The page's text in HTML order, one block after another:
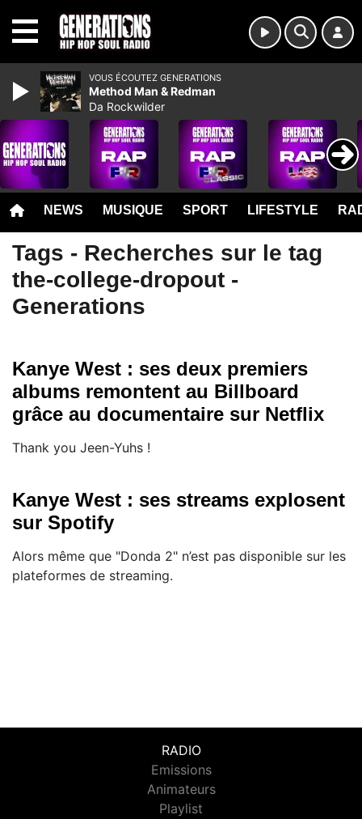
NEWS MUSIQUE SPORT LIFESTYLE
Tags - Recherches sur le tag
the-college-dropout -
Generations
Kanye West : ses deux premiers
albums remontent au Billboard
grâce au documentaire sur Netflix
Thank you Jeen-Yuhs !
Kanye West : ses streams explosent
sur Spotify
Alors même que "Donda 2" n’est pas disponible sur les
plateformes de streaming.
RADIO
Emissions
Animateurs
Playlist
VOUS ÉCOUTEZ GENERATIONS
Method Man & Redman
Da Rockwilder